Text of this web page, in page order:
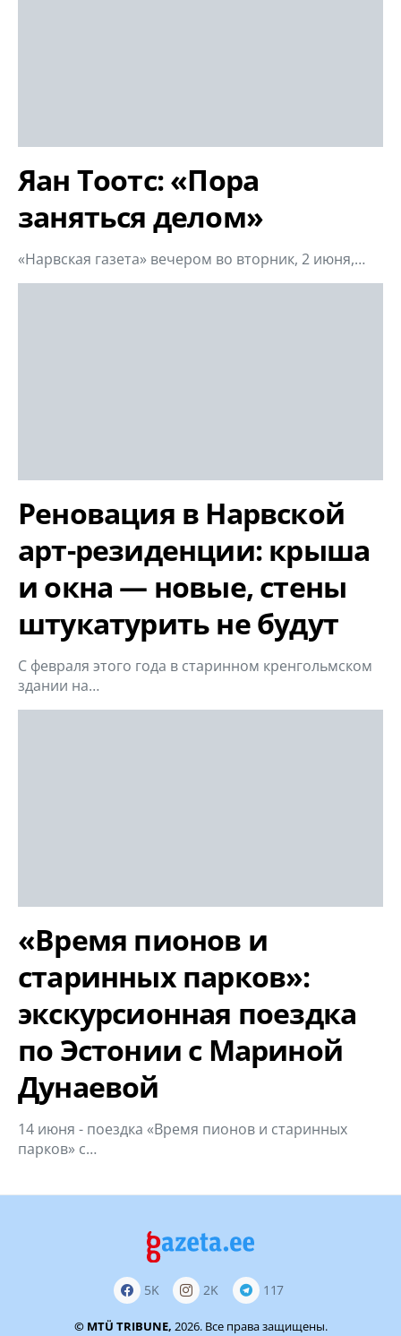
Яан Тоотс: «Пора
заняться делом»
«Нарвская газета» вечером во вторник, 2 июня,…
Реновация в Нарвской
арт-резиденции: крыша
и окна — новые, стены
штукатурить не будут
С февраля этого года в старинном кренгольмском
здании на…
«Время пионов и
старинных парков»:
экскурсионная поездка
по Эстонии с Мариной
Дунаевой
14 июня - поездка «Время пионов и старинных
парков» с…
5K 2K 117
© MTÜ TRIBUNE, 2026. Все права защищены.